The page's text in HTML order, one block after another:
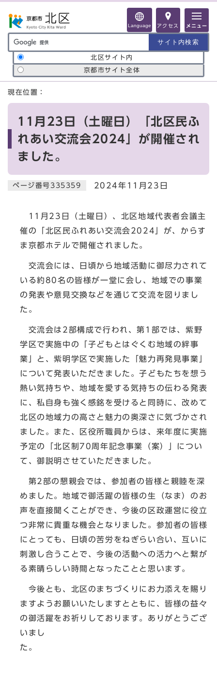
Language アクセス メニュー
サイト内検索の範囲
北区サイト内
京都市サイト全体
ここから本文です
現在位置：
11月23日（土曜日）「北区民ふ
れあい交流会2024」が開催され
ました。
ページ番号335359 2024年11月23日
11月23日（土曜日）、北区地域代表者会議主
催の「北区民ふれあい交流会2024」が、からす
ま京都ホテルで開催されました。
交流会には、日頃から地域活動に御尽力されて
いる約80名の皆様が一堂に会し、地域での事業
の発表や意見交換などを通じて交流を図りまし
た。
交流会は2部構成で行われ、第1部では、紫野
学区で実施中の「子どもとはぐくむ地域の絆事
業」と、紫明学区で実施した「魅力再発見事業」
について発表いただきました。子どもたちを想う
熱い気持ちや、地域を愛する気持ちの伝わる発表
に、私自身も強く感銘を受けると同時に、改めて
北区の地域力の高さと魅力の奥深さに気づかされ
ました。また、区役所職員からは、来年度に実施
予定の「北区制70周年記念事業（案）」につい
て、御説明させていただきました。
第2部の懇親会では、参加者の皆様と親睦を深
めました。地域で御活躍の皆様の生（なま）のお
声を直接聞くことができ、今後の区政運営に役立
つ非常に貴重な機会となりました。参加者の皆様
にとっても、日頃の苦労をねぎらい合い、互いに
刺激し合うことで、今後の活動への活力へと繋が
る素晴らしい時間となったことと思います。
今後とも、北区のまちづくりにお力添えを賜り
ますようお願いいたしますとともに、皆様の益々
の御活躍をお祈りしております。ありがとうござ
いまし
た。